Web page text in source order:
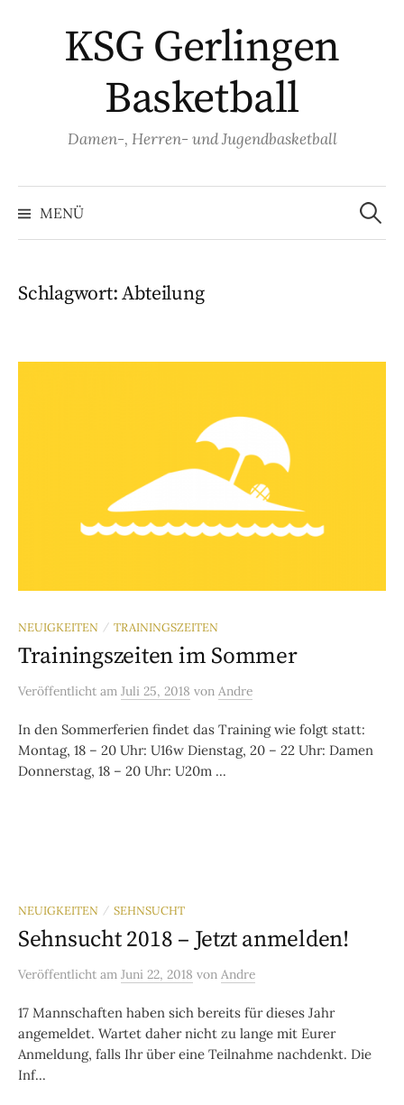
KSG Gerlingen
Basketball
Damen-, Herren- und Jugendbasketball
MENÜ
Suchen
nach:
Schlagwort:Abteilung
NEUIGKEITEN / TRAININGSZEITEN
Trainingszeiten im Sommer
Veröffentlicht am Juli 25, 2018 von Andre
In den Sommerferien findet das Training wie folgt statt:
Montag, 18 – 20 Uhr: U16w Dienstag, 20 – 22 Uhr: Damen
Donnerstag, 18 – 20 Uhr: U20m ...
NEUIGKEITEN / SEHNSUCHT
Sehnsucht 2018 – Jetzt anmelden!
Veröffentlicht am Juni 22, 2018 von Andre
17 Mannschaften haben sich bereits für dieses Jahr
angemeldet. Wartet daher nicht zu lange mit Eurer
Anmeldung, falls Ihr über eine Teilnahme nachdenkt. Die
Inf...